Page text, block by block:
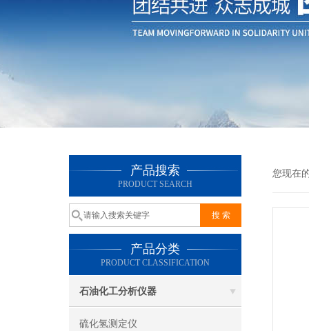
产品搜索
PRODUCT SEARCH
产品分类
PRODUCT CLASSIFICATION
石油化工分析仪器
硫化氢测定仪
您现在